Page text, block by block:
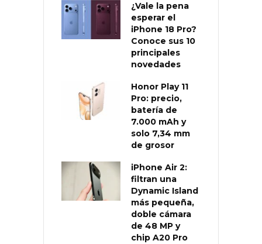
¿Vale la pena
esperar el
iPhone 18 Pro?
Conoce sus 10
principales
novedades
Honor Play 11
Pro: precio,
batería de
7.000 mAh y
solo 7,34 mm
de grosor
iPhone Air 2:
filtran una
Dynamic Island
más pequeña,
doble cámara
de 48 MP y
chip A20 Pro